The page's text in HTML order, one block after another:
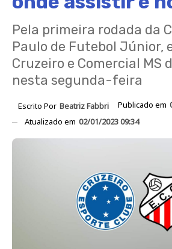
Pela primeira rodada da
Paulo de Futebol Júnior,
Cruzeiro e Comercial MS
nesta segunda-feira
Escrito Por Beatriz Fabbri Publicado em
Atualizado em 02/01/2023 09:34